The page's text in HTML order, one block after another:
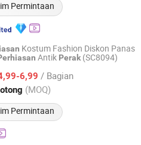
Permintaan
Kostum Fashion Diskon Panas
Antik Perak(SC8094)
6,99 / Bagian
(MOQ)
Permintaan
Limited
Harga mulai 2017